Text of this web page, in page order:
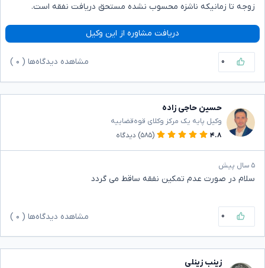
زوجه تا زمانیکه ناشزه محسوب نشده مستحق دریافت نفقه است.
دریافت مشاوره از این وکیل
۰ مشاهده دیدگاه‌ها ( ۰
حسین حاجی زاده
وکیل پایه یک مرکز وکلای قوه‌قضاییه
۴.۸
(۵۸۵) دیدگاه
۵ سال پیش
سلام در صورت عدم تمکین نفقه ساقط می گردد
۰ مشاهده دیدگاه‌ها ( ۰
زینب زینلی